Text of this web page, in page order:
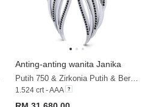
Anting-anting wanita Janika
Putih 750 & Zirkonia Putih & Berlian Hitam
1.524 crt - AAA